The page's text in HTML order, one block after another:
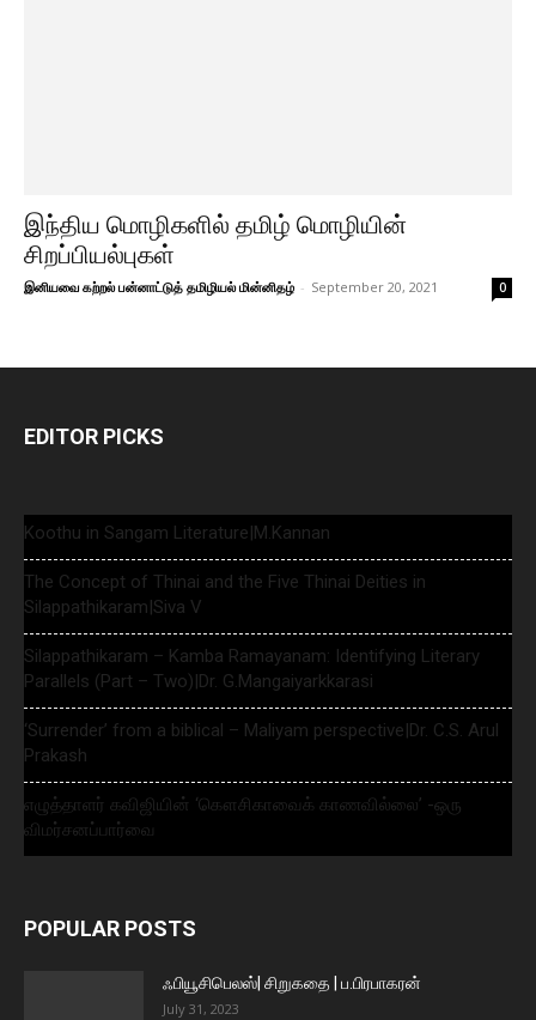
இந்திய மொழிகளில் தமிழ் மொழியின்
சிறப்பியல்புகள்
இனியவை கற்றல் பன்னாட்டுத் தமிழியல் மின்னிதழ் - September 20, 2021 0
EDITOR PICKS
Koothu in Sangam Literature|M.Kannan
The Concept of Thinai and the Five Thinai Deities in
Silappathikaram|Siva V
Silappathikaram – Kamba Ramayanam: Identifying Literary
Parallels (Part – Two)|Dr. G.Mangaiyarkkarasi
‘Surrender’ from a biblical – Maliyam perspective|Dr. C.S. Arul
Prakash
எழுத்தாளர் கவிஜியின் ‘கௌசிகாவைக் காணவில்லை’ -ஒரு
விமர்சனப்பார்வை
POPULAR POSTS
ஃபியூசிபெலஸ்| சிறுகதை | ப.பிரபாகரன்
July 31, 2023